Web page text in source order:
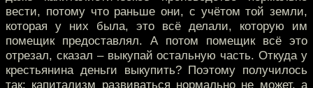
вести, потому что раньше они, с учётом той земли,
которая у них была, это всё делали, которую им
помещик предоставлял. А потом помещик всё это
отрезал, сказал – выкупай остальную часть. Откуда у
крестьянина деньги выкупить? Поэтому получилось
так: капитализм развиваться нормально не может, а